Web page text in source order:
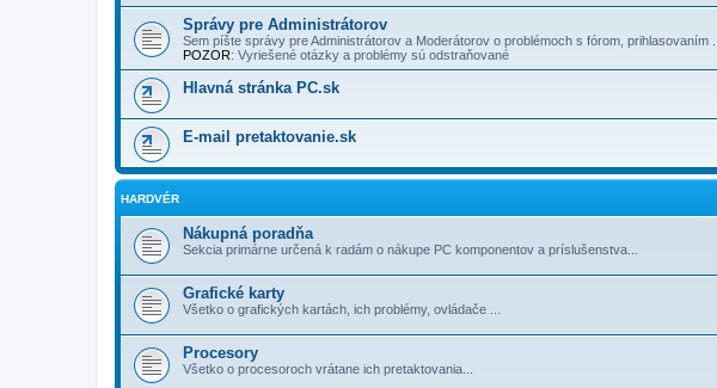
Správy pre Administrátorov
Sem píšte správy pre Administrátorov a Moderátorov o problémoch s fórom, prihlasovaní­m ...
POZOR: Vyriešené otázky a problémy sú odstraňované
Hlavná stránka PC.sk
E-mail pretaktovanie.sk
HARDVÉR
Nákupná poradňa
Sekcia primárne určená k radám o nákupe PC komponentov a príslušenstva...
Grafické karty
Všetko o grafických kartách, ich problémy, ovládače ...
Procesory
Všetko o procesoroch vrátane ich pretaktovania...